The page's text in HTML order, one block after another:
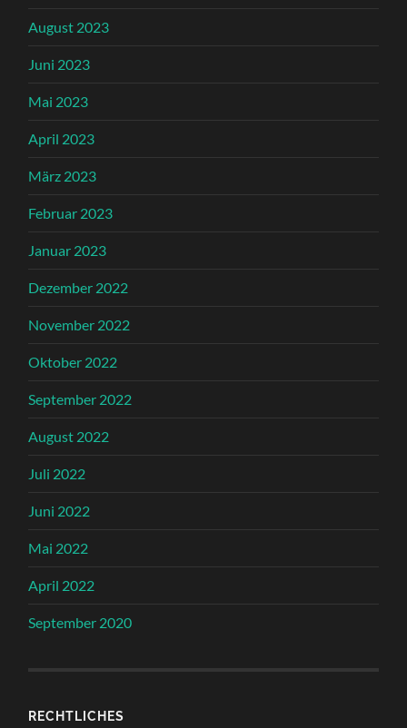
August 2023
Juni 2023
Mai 2023
April 2023
März 2023
Februar 2023
Januar 2023
Dezember 2022
November 2022
Oktober 2022
September 2022
August 2022
Juli 2022
Juni 2022
Mai 2022
April 2022
September 2020
RECHTLICHES